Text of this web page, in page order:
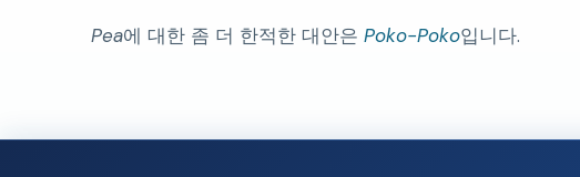
Pea에 대한 좀 더 한적한 대안은 Poko-Poko입니다.